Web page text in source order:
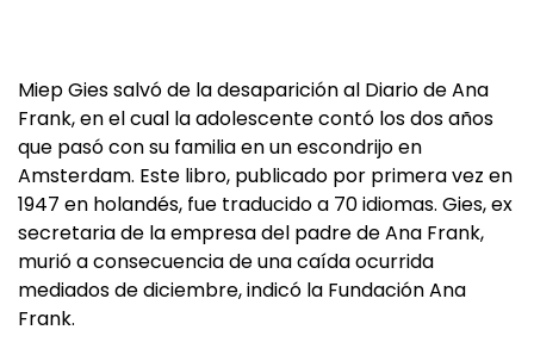
Miep Gies salvó de la desaparición al Diario de Ana
Frank, en el cual la adolescente contó los dos años
que pasó con su familia en un escondrijo en
Amsterdam. Este libro, publicado por primera vez en
1947 en holandés, fue traducido a 70 idiomas. Gies, ex
secretaria de la empresa del padre de Ana Frank,
murió a consecuencia de una caída ocurrida
mediados de diciembre, indicó la Fundación Ana
Frank.